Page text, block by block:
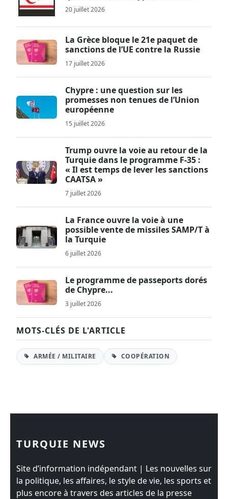
20 juillet 2026
La Grèce bloque le 21e paquet de
sanctions de l’UE contre la Russie
17 juillet 2026
Chypre : une question sur les
promesses non tenues de l’Union
européenne
15 juillet 2026
Trump ouvre la voie au retour de la
Turquie dans le programme F-35 :
« Il est temps de lever les sanctions
CAATSA »
7 juillet 2026
La France ouvre la voie à une
possible vente de missiles SAMP/T à
la Turquie
6 juillet 2026
Le programme de passeports dorés
de Chypre...
3 juillet 2026
MOTS-CLÉS DE L'ARTICLE
ARMÉE / MILITAIRE COOPÉRATION
TURQUIE NEWS
Site d’information indépendant | Les nouvelles sur
la politique, les affaires, le style de vie, les sports et
plus encore à travers des articles de la presse